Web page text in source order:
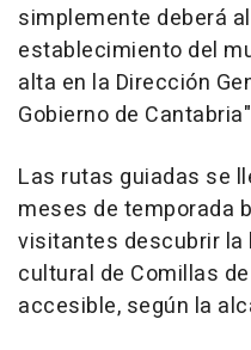
simplemente deberá
establecimiento del
alta en la Dirección
Gobierno de
Las rutas guiadas se
meses de temporada
visitantes descubrir
cultural de Comillas
accesible, según la